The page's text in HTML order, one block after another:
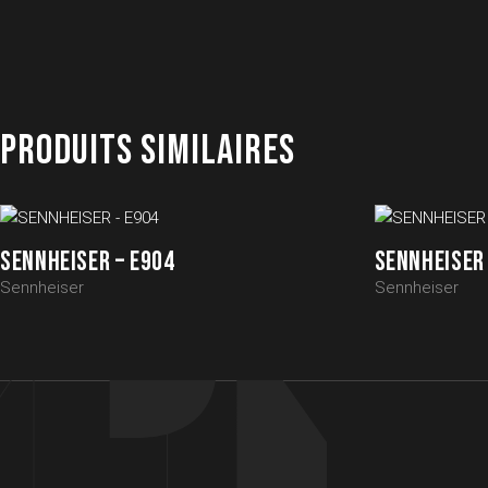
PRODUITS SIMILAIRES
SENNHEISER – E904
Sennheiser Sennheiser